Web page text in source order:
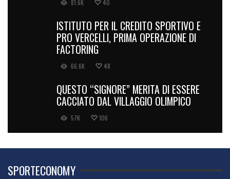
81.6K 40
ISTITUTO PER IL CREDITO SPORTIVO E
PRO VERCELLI, PRIMA OPERAZIONE DI
FACTORING
66.6K 48
QUESTO “SIGNORE” MERITA DI ESSERE
CACCIATO DAL VILLAGGIO OLIMPICO
57K 106
SPORTECONOMY